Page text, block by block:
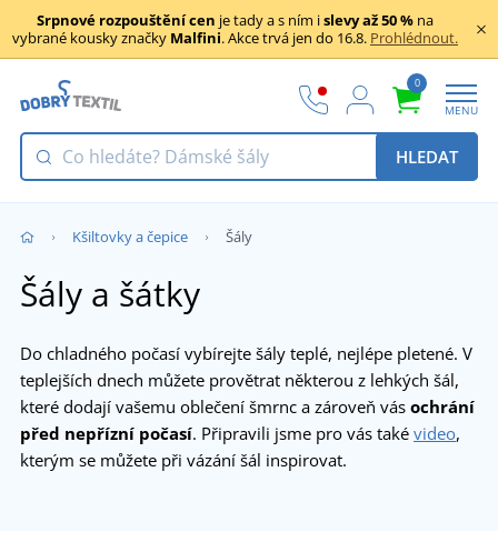
Srpnové rozpouštění cen je tady a s ním islevy až 50 % na
vybrané kousky značky Malfini. Akce trvá jen do 16.8. Prohlédnout.
0
MENU
HLEDAT
Kšiltovky a čepice Šály
Šály a šátky
Do chladného počasí vybírejte šály teplé, nejlépe pletené. V
teplejších dnech můžete provětrat některou z lehkých šál,
které dodají vašemu oblečení šmrnc a zároveň vás ochrání
před nepřízní počasí. Připravili jsme pro vás také video,
kterým se můžete při vázání šál inspirovat.